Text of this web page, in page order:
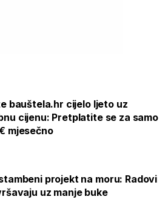
bauštela.hr cijelo ljeto uz
cijenu: Pretplatite se za samo
mjesečno
projekt na moru: Radovi
uz manje buke